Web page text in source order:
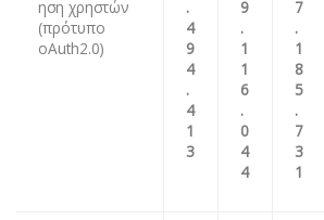
ηση χρηστών
(πρότυπο
oAuth2.0)
.
4
9
4
.
4
1
3
9
.
1
1
6
.
0
4
4
7
.
1
8
5
.
7
3
1